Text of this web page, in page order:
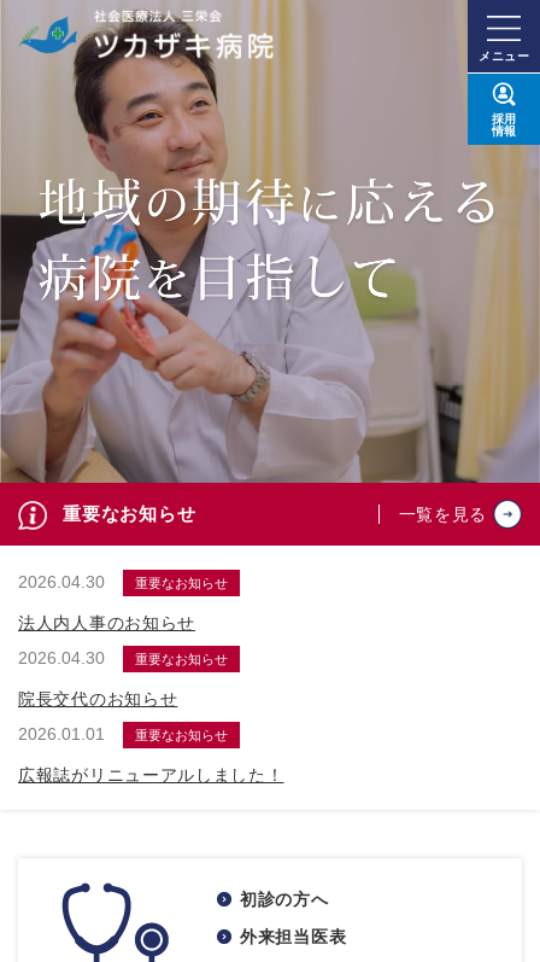
メニュー
採用
情報
重要なお知らせ 一覧を見る
2026.04.30 重要なお知らせ
法人内人事のお知らせ
2026.04.30
重要なお知らせ
院長交代のお知らせ
2026.01.01
重要なお知らせ
広報誌がリニューアルしました！
初診の方へ
外来担当医表